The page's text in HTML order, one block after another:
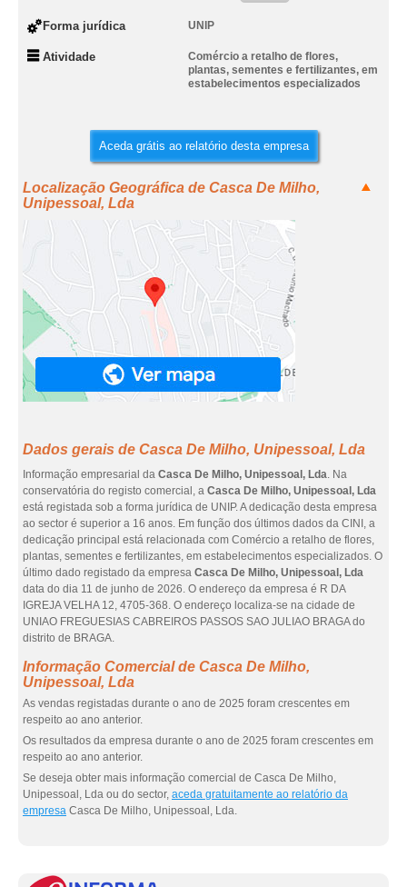
Forma jurídica UNIP
Atividade
Comércio a retalho de flores,
plantas, sementes e fertilizantes, em
estabelecimentos especializados
Aceda grátis ao relatório desta empresa
Localização Geográfica de Casca De Milho,
Unipessoal, Lda
Dados gerais de Casca De Milho, Unipessoal, Lda
Informação empresarial da Casca De Milho, Unipessoal, Lda. Na
conservatória do registo comercial, a Casca De Milho, Unipessoal, Lda
está registada sob a forma jurídica de UNIP. A dedicação desta empresa
ao sector é superior a 16 anos. Em função dos últimos dados da CINI, a
dedicação principal está relacionada com Comércio a retalho de flores,
plantas, sementes e fertilizantes, em estabelecimentos especializados. O
último dado registado da empresa Casca De Milho, Unipessoal, Lda
data do dia 11 de junho de 2026. O endereço da empresa é R DA
IGREJA VELHA 12, 4705-368. O endereço localiza-se na cidade de
UNIAO FREGUESIAS CABREIROS PASSOS SAO JULIAO BRAGA do
distrito de BRAGA.
Informação Comercial de Casca De Milho,
Unipessoal, Lda
As vendas registadas durante o ano de 2025 foram crescentes em
respeito ao ano anterior.
Os resultados da empresa durante o ano de 2025 foram crescentes em
respeito ao ano anterior.
Se deseja obter mais informação comercial de Casca De Milho,
Unipessoal, Lda ou do sector, aceda gratuitamente ao relatório da
empresa Casca De Milho, Unipessoal, Lda.